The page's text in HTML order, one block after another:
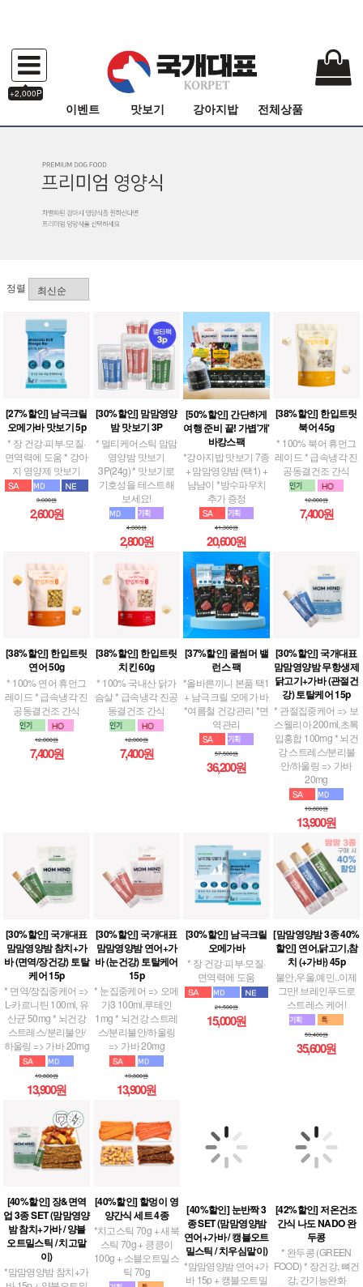
+2,000P
이벤트 맛보기 강아지밥 전체상품
정렬
[27%할인] 남극크릴
오메가바 맛보기 5p
* 장 건강·피부·모질·
면역력에 도움 * 강아
지 영양제 맛보기
3,600원
2,600원
[30%할인] 맘맘영양
밤 맛보기 3P
* 멀티케어스틱 맘맘
영양밤 맛보기
3P(24g) * 맛보기로
기호성을 테스트해
보세요!
4,000원
2,800원
[50%할인] 간단하게
여행 준비 끝! 가볍'개'
바캉스팩
*강아지밥 맛보기 7종
+ 맘맘영양밤 (택1) +
냠냠이 *방수파우치
추가 증정
41,300원
20,600원
[38%할인] 한입트릿
북어 45g
* 100% 북어 휴먼그
레이드 * 급속냉각 진
공동결건조 간식
12,000원
7,400원
[38%할인] 한입트릿
연어 50g
* 100% 연어 휴먼그
레이드 * 급속냉각 진
공동결건조 간식
12,000원
7,400원
[38%할인] 한입트릿
치킨 60g
* 100% 국내산 닭가
슴살 * 급속냉각 진공
동결건조 간식
12,000원
7,400원
[37%할인] 쿨썸머 밸
런스 팩
*올바른끼니 본품 택1
+ 남극크릴 오메가 바
*여름철 건강관리 *면
역관리
57,500원
36,200원
[30%할인] 국개대표
맘맘영양밤 무항생제
닭고기+가바 (관절건
강) 토탈케어 15p
* 관절집중케어 => 보
스웰리아 200ml,초록
입홍합 100mg * 뇌건
강 스트레스/분리불
안/하울링 => 가바
20mg
19,800원
13,900원
[30%할인] 국개대표
맘맘영양밤 참치+가
바 (면역/장건강) 토탈
케어 15p
* 면역/장집중케어 =>
L-카르니틴 100ml, 유
산균 50mg * 뇌건강
스트레스/분리불안/
하울링 => 가바 20mg
19,800원
13,900원
[30%할인] 국개대표
맘맘영양밤 연어+가
바 (눈건강) 토탈케어
15p
* 눈집중케어 => 오메
가3 100ml,루테인
1mg * 뇌건강 스트레
스/분리불안/하울링
=> 가바 20mg
19,800원
13,900원
[30%할인] 남극크릴
오메가바
* 장 건강·피부·모질·
면역력에 도움
21,500원
15,000원
[맘맘영양밤 3종 40%
할인] 연어,닭고기,참
치 (+가바) 45p
불안,우울,예민..이제
그만! 브레인푸드로
스트레스 케어!
59,400원
35,600원
[40%할인] 장&면역
업 3종 SET (맘맘영양
밤 참치+가바 / 양블
오트밀스틱 / 치고말
이)
*맘맘영양밤 참치+가
[40%할인] 할멍이 영
양간식 세트 4종
*치고스틱 70g + 새북
스틱 70g + 킁킁이
100g + 소블오트밀스
틱 70g
종 SET (맘맘영양밤
연어+가바 / 캥블오트
밀스틱 / 치우심말이)
*맘맘영양밤 연어+가
바 15p + 캥블오트밀
[42%할인] 저온건조
간식 나도 NADO 완
두콩
* 완두콩 (GREEN
FOOD) * 장건강, 뼈건
강, 간기능완화